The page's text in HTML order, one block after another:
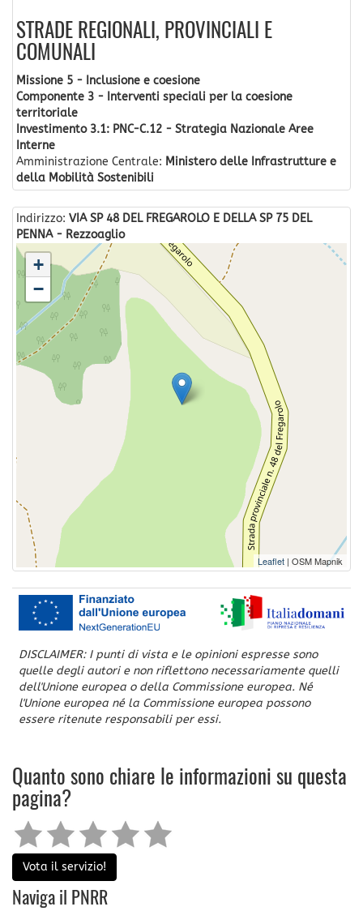
STRADE REGIONALI, PROVINCIALI E
COMUNALI
Missione 5 - Inclusione e coesione
Componente 3 - Interventi speciali per la coesione
territoriale
Investimento 3.1: PNC-C.12 - Strategia Nazionale Aree
Interne
Amministrazione Centrale: Ministero delle Infrastrutture e
della Mobilità Sostenibili
Indirizzo: VIA SP 48 DEL FREGAROLO E DELLA SP 75 DEL
PENNA - Rezzoaglio
+
−
Leaflet | OSM Mapnik
DISCLAIMER: I punti di vista e le opinioni espresse sono
quelle degli autori e non riflettono necessariamente quelli
dell'Unione europea o della Commissione europea. Né
l'Unione europea né la Commissione europea possono
essere ritenute responsabili per essi.
Quanto sono chiare le informazioni su questa
pagina?
Vota il servizio!
Naviga il PNRR